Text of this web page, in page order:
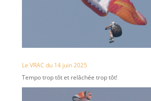
Le VRAC du 14 juin 2025
Tempo trop tôt et relâchée trop tôt!